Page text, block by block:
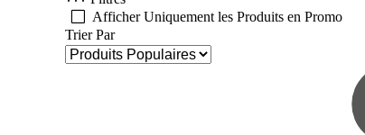
Afficher Uniquement les Produits en Promo
Trier Par